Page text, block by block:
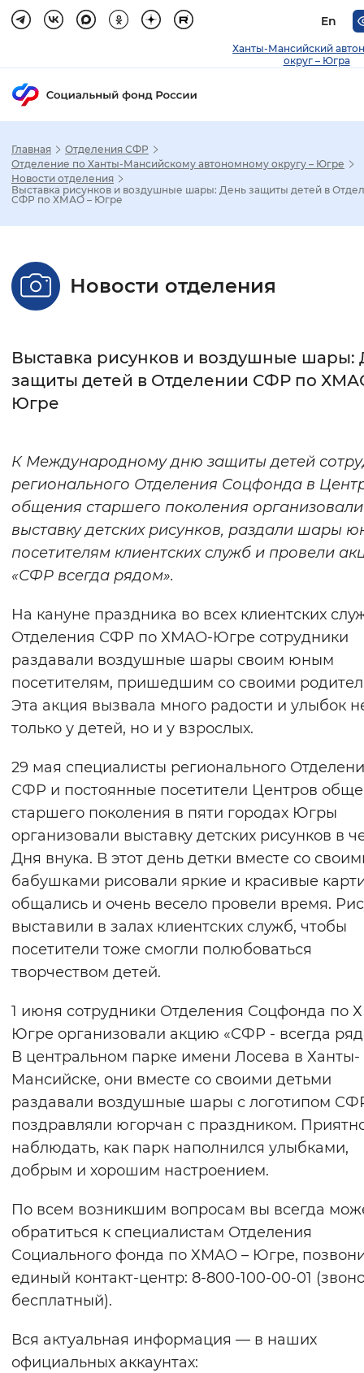
En
Ханты-Мансийский
округ – Югра
Настройка режима отображения
Стандартный
Без засечек С засечками
Цвет сайта
Монохромный Инверсивный
Синий фон
Изображения
Включены Выключены
Звуковой ассистент
Воспроизвести Остановить
Главная
Отделения СФР
Отделение по Ханты-Мансийскому автономному округу – Югре
Новости отделения
Выставка рисунков и воздушные шары: День защиты детей в
СФР по ХМАО – Югре
Новости отделения
Выставка рисунков и воздушные шары:
защиты детей в Отделении СФР по
Югре
К Международному дню защиты детей
регионального Отделения Соцфонда в
общения старшего поколения организовали
выставку детских рисунков, раздали шары
посетителям клиентских служб и провели
«СФР всегда рядом».
На кануне праздника во всех клиентских
Отделения СФР по ХМАО-Югре сотрудники
раздавали воздушные шары своим юным
посетителям, пришедшим со своими
Эта акция вызвала много радости и улыбок
только у детей, но и у взрослых.
29 мая специалисты регионального
СФР и постоянные посетители Центров
старшего поколения в пяти городах Югры
организовали выставку детских рисунков в
Дня внука. В этот день детки вместе со
бабушками рисовали яркие и красивые
общались и очень весело провели время.
выставили в залах клиентских служб, чтобы
посетители тоже смогли полюбоваться
творчеством детей.
1 июня сотрудники Отделения Соцфонда по
Югре организовали акцию «СФР - всегда
В центральном парке имени Лосева в Ханты-
Мансийске, они вместе со своими детьми
раздавали воздушные шары с логотипом
поздравляли югорчан с праздником.
наблюдать, как парк наполнился улыбками,
добрым и хорошим настроением.
По всем возникшим вопросам вы всегда
обратиться к специалистам Отделения
Социального фонда по ХМАО – Югре,
единый контакт-центр: 8-800-100-00-01
бесплатный).
Вся актуальная информация — в наших
официальных аккаунтах: